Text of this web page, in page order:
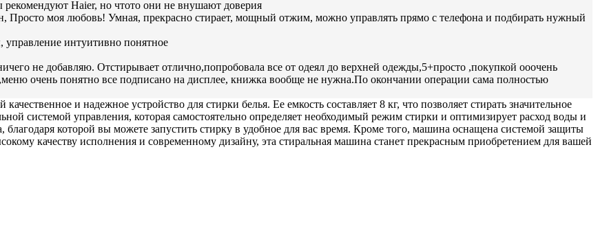
рекомендуют Haier, но чтото они не внушают доверия
Просто моя любовь! Умная, прекрасно стирает, мощный отжим, можно управлять прямо с телефона и подбирать нужный
интуитивно понятное
не добавляю. Отстирывает отлично,попробовала все от одеял до верхней одежды,5+просто ,покупкой ооочень
очень понятно все подписано на дисплее, книжка вообще не нужна.По окончании операции сама полностью
качественное и надежное устройство для стирки белья. Ее емкость составляет 8 кг, что позволяет стирать значительное
системой управления, которая самостоятельно определяет необходимый режим стирки и оптимизирует расход воды и
которой вы можете запустить стирку в удобное для вас время. Кроме того, машина оснащена системой защиты
качеству исполнения и современному дизайну, эта стиральная машина станет прекрасным приобретением для вашей